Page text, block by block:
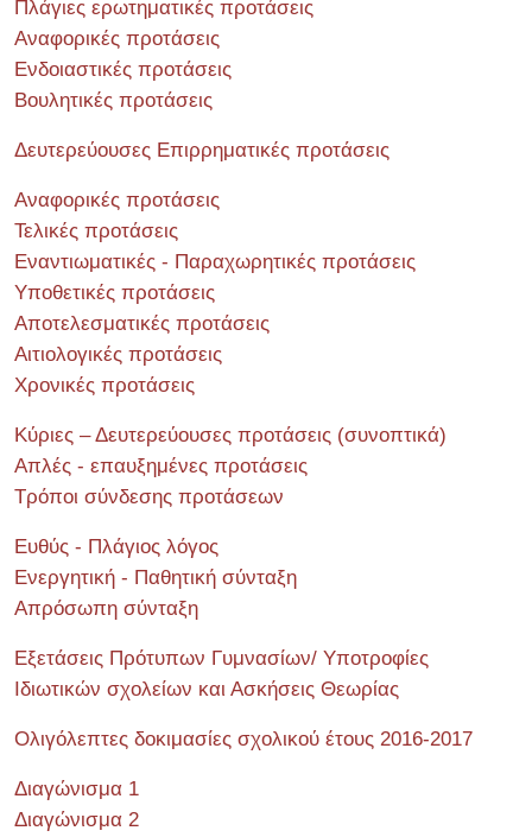
Πλάγιες ερωτηματικές προτάσεις
Αναφορικές προτάσεις
Ενδοιαστικές προτάσεις
Βουλητικές προτάσεις
Δευτερεύουσες Επιρρηματικές προτάσεις
Αναφορικές προτάσεις
Τελικές προτάσεις
Εναντιωματικές - Παραχωρητικές προτάσεις
Υποθετικές προτάσεις
Αποτελεσματικές προτάσεις
Αιτιολογικές προτάσεις
Χρονικές προτάσεις
Κύριες – Δευτερεύουσες προτάσεις (συνοπτικά)
Απλές - επαυξημένες προτάσεις
Τρόποι σύνδεσης προτάσεων
Ευθύς - Πλάγιος λόγος
Ενεργητική - Παθητική σύνταξη
Απρόσωπη σύνταξη
Εξετάσεις Πρότυπων Γυμνασίων/ Υποτροφίες
Ιδιωτικών σχολείων και Ασκήσεις Θεωρίας
Ολιγόλεπτες δοκιμασίες σχολικού έτους 2016-2017
Διαγώνισμα 1
Διαγώνισμα 2